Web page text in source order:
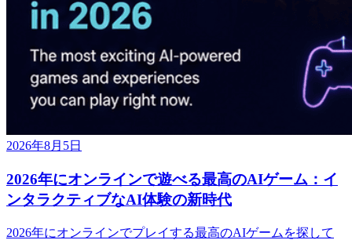
2026年8月5日
2026年にオンラインで遊べる最高のAIゲーム：イ
ンタラクティブなAI体験の新時代
2026年にオンラインでプレイする最高のAIゲームを探して